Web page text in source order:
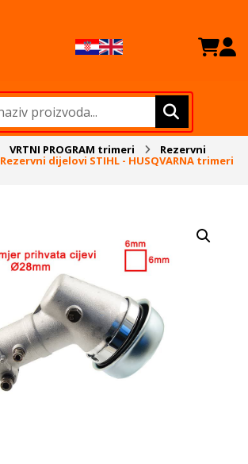
VRTNI PROGRAM trimeri Rezervni
Rezervni dijelovi STIHL - HUSQVARNA trimeri